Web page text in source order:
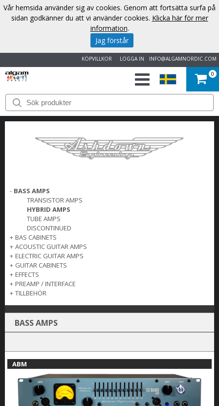
INFO@ALGAMNORDIC.COM
LOGGA IN
KÖPVILLKOR
START
VARUMÄRKEN
NYHETER
OSS
KONTAKT
0
- BASS AMPS
TRANSISTOR AMPS
HYBRID AMPS
TUBE AMPS
DISCONTINUED
+ BAS CABINETS
+ ACOUSTIC GUITAR AMPS
+ ELECTRIC GUITAR AMPS
+ GUITAR CABINETS
+ EFFECTS
+ PREAMP / INTERFACE
+ TILLBEHÖR
BASS AMPS
ABM
Vår hemsida använder sig av cookies. Genom att fortsätta surfa på
sidan godkänner du att vi använder cookies. Klicka här för mer
information.
Jag förstår